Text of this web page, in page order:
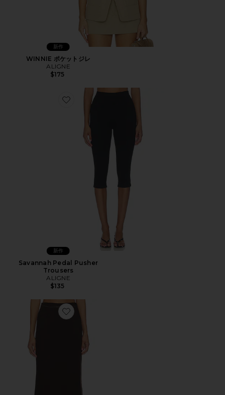
新作
WINNIE ポケットジレ
ALIGNE
$175
Favorite Savannah Pedal Pusher Trousers
新作
Savannah Pedal Pusher
Trousers
ALIGNE
$135
Favorite MIA マキシスカート